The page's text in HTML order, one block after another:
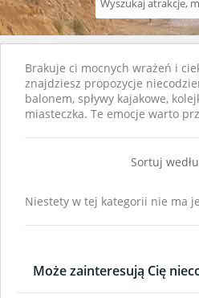
Brakuje ci mocnych wrażeń i
znajdziesz propozycje
balonem, spływy kajakowe,
miasteczka. Te emocje warto
Sortuj
Niestety w tej kategorii nie ma
Może zainteresują Cię